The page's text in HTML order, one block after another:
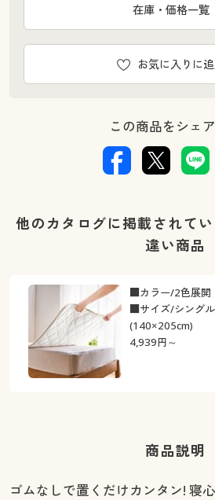
お気に入りに
在庫・価格一覧
この商品をシェ
他のカタログに掲載されて
違い商品
4,939円～
■カラー/2色展開
■サイズ/シング
(140×205cm)
商品説明
ゴムなしで置くだけカンタン! 寝